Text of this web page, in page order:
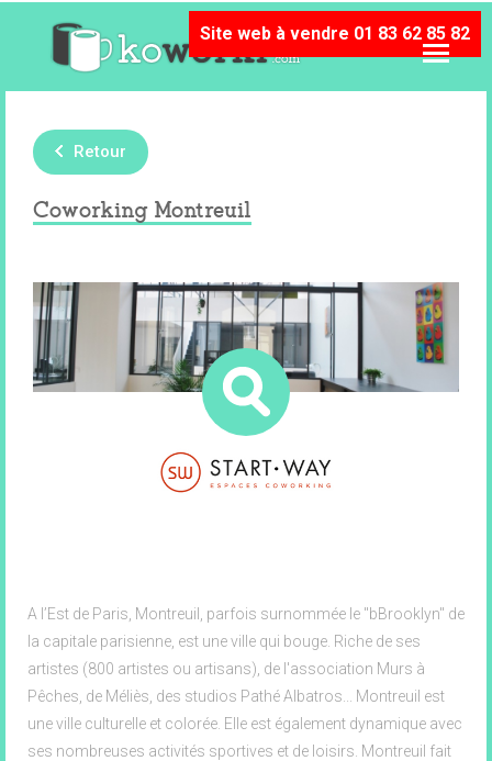
Site web à vendre 01 83 62 85 82
Retour
Coworking Montreuil
Les espaces de co-working Start-Way
sont des lieux d’échange, de convivialité et
de partage. Ils accueillent chaque année
des centaines d’entrepreneurs.
93100
A l’Est de Paris, Montreuil, parfois surnommée le "bBrooklyn" de
la capitale parisienne, est une ville qui bouge. Riche de ses
artistes (800 artistes ou artisans), de l'association Murs à
Pêches, de Méliès, des studios Pathé Albatros... Montreuil est
une ville culturelle et colorée. Elle est également dynamique avec
ses nombreuses activités sportives et de loisirs. Montreuil fait